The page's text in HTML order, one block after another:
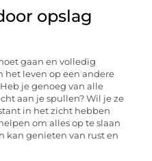
opslag
gaan en volledig
het leven op een andere
je genoeg van alle
aan je spullen? Wil je ze
in het zicht hebben
om alles op te slaan
kan genieten van rust en